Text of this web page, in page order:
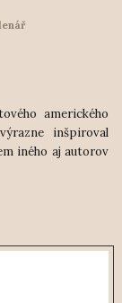
amerického
inšpiroval
iného aj autorov